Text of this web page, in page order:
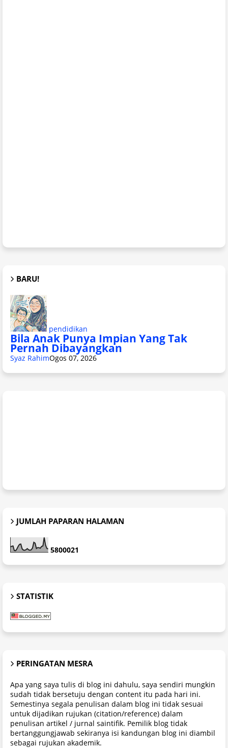
BARU!
pendidikan
Bila Anak Punya Impian Yang Tak
Pernah Dibayangkan
Syaz RahimOgos 07, 2026
JUMLAH PAPARAN HALAMAN
5800021
STATISTIK
PERINGATAN MESRA
Apa yang saya tulis di blog ini dahulu, saya sendiri mungkin
sudah tidak bersetuju dengan content itu pada hari ini.
Semestinya segala penulisan dalam blog ini tidak sesuai
untuk dijadikan rujukan (citation/reference) dalam
penulisan artikel / jurnal saintifik. Pemilik blog tidak
bertanggungjawab sekiranya isi kandungan blog ini diambil
sebagai rujukan akademik.